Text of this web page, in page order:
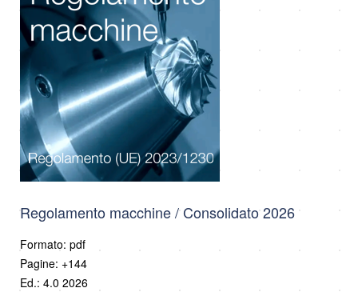
Regolamento macchine / Consolidato 2026
Formato: pdf
Pagine: +144
Ed.: 4.0 2026